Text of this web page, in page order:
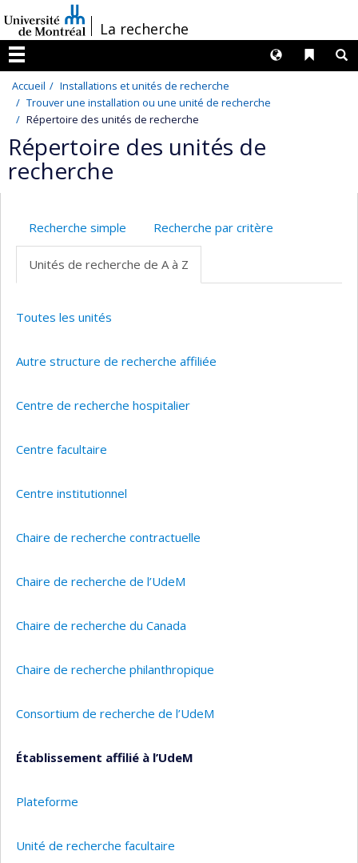
au
contenu
/La recherche
Menu
Liens
Langues
Accueil
Installations et unités de recherche
Trouver une installation ou une unité de recherche
Répertoire des unités de recherche
Répertoire des unités de
recherche
Recherche simple Recherche par critère
Unités de recherche de A à Z
Toutes les unités
Autre structure de recherche affiliée
Centre de recherche hospitalier
Centre facultaire
Centre institutionnel
Chaire de recherche contractuelle
Chaire de recherche de l’UdeM
Chaire de recherche du Canada
Chaire de recherche philanthropique
Consortium de recherche de l’UdeM
Établissement affilié à l’UdeM
Plateforme
Unité de recherche facultaire